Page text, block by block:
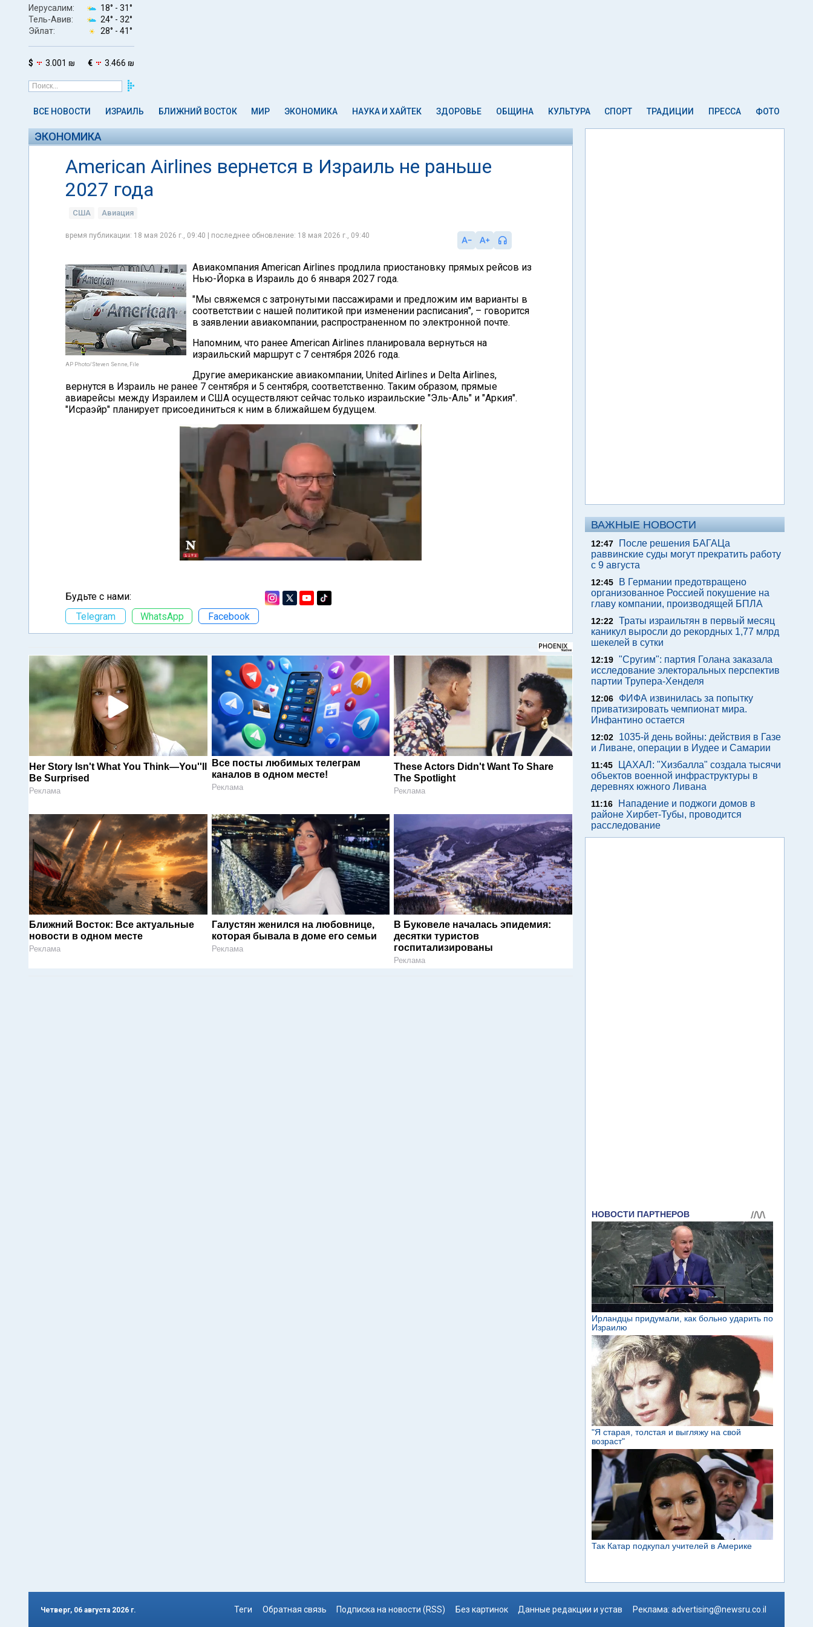
Иерусалим: 18° - 31°
Тель-Авив:
24° - 32°
Эйлат:
28° - 41°
$ 3.001 ₪ € 3.466 ₪
ВСЕ НОВОСТИ ИЗРАИЛЬ БЛИЖНИЙ ВОСТОК МИР ЭКОНОМИКА НАУКА И ХАЙТЕК ЗДОРОВЬЕ ОБЩИНА КУЛЬТУРА СПОРТ ТРАДИЦИИ ПРЕССА ФОТО
ЭКОНОМИКА
American Airlines вернется в Израиль не раньше
2027 года
США Авиация
время публикации: 18 мая 2026 г., 09:40 | последнее обновление: 18 мая 2026 г., 09:40
AP Photo/Steven Senne, File
Авиакомпания American Airlines продлила приостановку прямых рейсов из
Нью-Йорка в Израиль до 6 января 2027 года.
"Мы свяжемся с затронутыми пассажирами и предложим им варианты в
соответствии с нашей политикой при изменении расписания", – говорится
в заявлении авиакомпании, распространенном по электронной почте.
Напомним, что ранее American Airlines планировала вернуться на
израильский маршрут с 7 сентября 2026 года.
Другие американские авиакомпании, United Airlines и Delta Airlines,
вернутся в Израиль не ранее 7 сентября и 5 сентября, соответственно. Таким образом, прямые
авиарейсы между Израилем и США осуществляют сейчас только израильские "Эль-Аль" и "Аркия".
"Исраэйр" планирует присоединиться к ним в ближайшем будущем.
Будьте с нами:
Telegram
WhatsApp Facebook
Her Story Isn't What You Think—You''ll
Be Surprised
Реклама
Все посты любимых телеграм
каналов в одном месте!
Реклама
These Actors Didn't Want To Share
The Spotlight
Реклама
Ближний Восток: Все актуальные
новости в одном месте
Реклама
Галустян женился на любовнице,
которая бывала в доме его семьи
Реклама
В Буковеле началась эпидемия:
десятки туристов
госпитализированы
Реклама
ВАЖНЫЕ НОВОСТИ
12:47
После решения БАГАЦа
раввинские суды могут прекратить работу
с 9 августа
12:45
В Германии предотвращено
организованное Россией покушение на
главу компании, производящей БПЛА
12:22 Траты израильтян в первый месяц
каникул выросли до рекордных 1,77 млрд
шекелей в сутки
12:19 "Сругим": партия Голана заказала
исследование электоральных перспектив
партии Трупера-Хенделя
12:06
ФИФА извинилась за попытку
приватизировать чемпионат мира.
Инфантино остается
12:02
1035-й день войны: действия в Газе
и Ливане, операции в Иудее и Самарии
11:45
ЦАХАЛ: "Хизбалла" создала тысячи
объектов военной инфраструктуры в
деревнях южного Ливана
11:16
Нападение и поджоги домов в
районе Хирбет-Тубы, проводится
расследование
Четверг, 06 августа 2026 г. Теги Обратная связь Подписка на новости (RSS) Без картинок Данные редакции и устав Реклама: advertising@newsru.co.il